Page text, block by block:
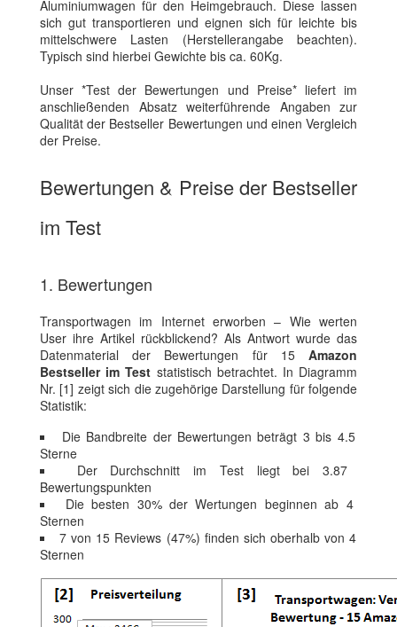
Aluminiumwagen für den Heimgebrauch. Diese lassen
sich gut transportieren und eignen sich für leichte bis
mittelschwere Lasten (Herstellerangabe beachten).
Typisch sind hierbei Gewichte bis ca. 60Kg.
Unser *Test der Bewertungen und Preise* liefert im
anschließenden Absatz weiterführende Angaben zur
Qualität der Bestseller Bewertungen und einen Vergleich
der Preise.
Bewertungen & Preise der Bestseller
im Test
1. Bewertungen
Transportwagen im Internet erworben – Wie werten
User ihre Artikel rückblickend? Als Antwort wurde das
Datenmaterial der Bewertungen für 15 Amazon
Bestseller im Test statistisch betrachtet. In Diagramm
Nr. [1] zeigt sich die zugehörige Darstellung für folgende
Statistik:
Die Bandbreite der Bewertungen beträgt 3 bis 4.5
Sterne
Der Durchschnitt im Test liegt bei 3.87
Bewertungspunkten
Die besten 30% der Wertungen beginnen ab 4
Sternen
7 von 15 Reviews (47%) finden sich oberhalb von 4
Sternen